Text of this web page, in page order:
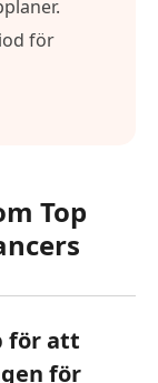
för
Top
för att
för